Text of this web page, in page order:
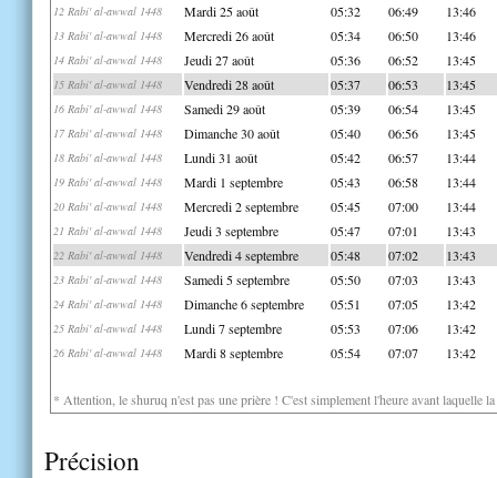
12 Rabi' al-awwal 1448 Mardi 25 août 05:32 06:49 13:46
13 Rabi' al-awwal 1448 Mercredi 26 août 05:34 06:50 13:46
14 Rabi' al-awwal 1448 Jeudi 27 août 05:36 06:52 13:45
15 Rabi' al-awwal 1448 Vendredi 28 août 05:37 06:53 13:45
16 Rabi' al-awwal 1448 Samedi 29 août 05:39 06:54 13:45
17 Rabi' al-awwal 1448 Dimanche 30 août 05:40 06:56 13:45
18 Rabi' al-awwal 1448 Lundi 31 août 05:42 06:57 13:44
19 Rabi' al-awwal 1448 Mardi 1 septembre 05:43 06:58 13:44
20 Rabi' al-awwal 1448 Mercredi 2 septembre 05:45 07:00 13:44
21 Rabi' al-awwal 1448 Jeudi 3 septembre 05:47 07:01 13:43
22 Rabi' al-awwal 1448 Vendredi 4 septembre 05:48 07:02 13:43
23 Rabi' al-awwal 1448 Samedi 5 septembre 05:50 07:03 13:43
24 Rabi' al-awwal 1448 Dimanche 6 septembre 05:51 07:05 13:42
25 Rabi' al-awwal 1448 Lundi 7 septembre 05:53 07:06 13:42
26 Rabi' al-awwal 1448 Mardi 8 septembre 05:54 07:07 13:42
* Attention, le shuruq n'est pas une prière ! C'est simplement l'heure avant laquelle
Précision